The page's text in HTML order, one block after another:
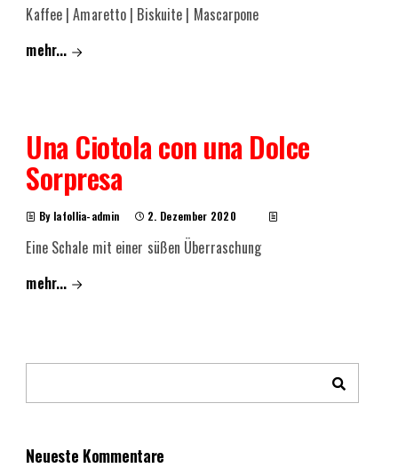
Kaffee | Amaretto | Biskuite | Mascarpone
mehr...
Una Ciotola con una Dolce
Sorpresa
By lafollia-admin 2. Dezember 2020
Eine Schale mit einer süßen Überraschung
mehr...
Neueste Kommentare